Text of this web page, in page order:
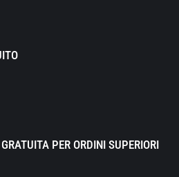
PER ORDINI SUPERIORI